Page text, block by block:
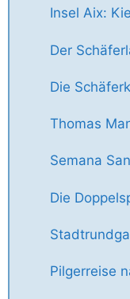
Insel Aix:
Der
Die
Thomas
Semana
Die
Pilgerreise